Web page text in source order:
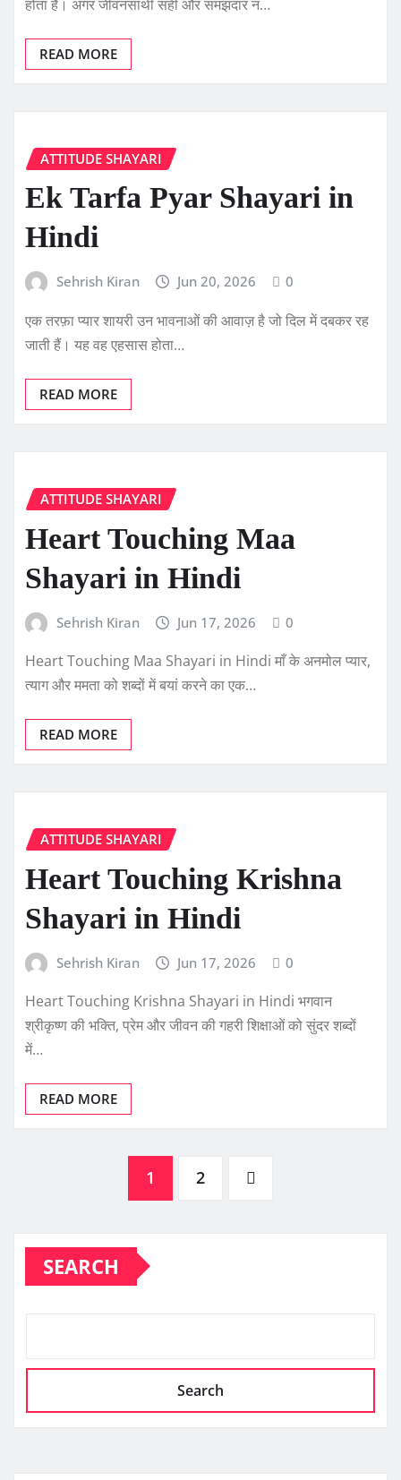
होता है। अगर जीवनसाथी सही और समझदार न…
READ MORE
ATTITUDE SHAYARI
Ek Tarfa Pyar Shayari in
Hindi
Sehrish Kiran Jun 20, 2026 0
एक तरफ़ा प्यार शायरी उन भावनाओं की आवाज़ है जो दिल में दबकर रह
जाती हैं। यह वह एहसास होता…
READ MORE
ATTITUDE SHAYARI
Heart Touching Maa
Shayari in Hindi
Sehrish Kiran Jun 17, 2026 0
Heart Touching Maa Shayari in Hindi माँ के अनमोल प्यार,
त्याग और ममता को शब्दों में बयां करने का एक…
READ MORE
ATTITUDE SHAYARI
Heart Touching Krishna
Shayari in Hindi
Sehrish Kiran Jun 17, 2026 0
Heart Touching Krishna Shayari in Hindi भगवान
श्रीकृष्ण की भक्ति, प्रेम और जीवन की गहरी शिक्षाओं को सुंदर शब्दों
में…
READ MORE
1 2
SEARCH
Search